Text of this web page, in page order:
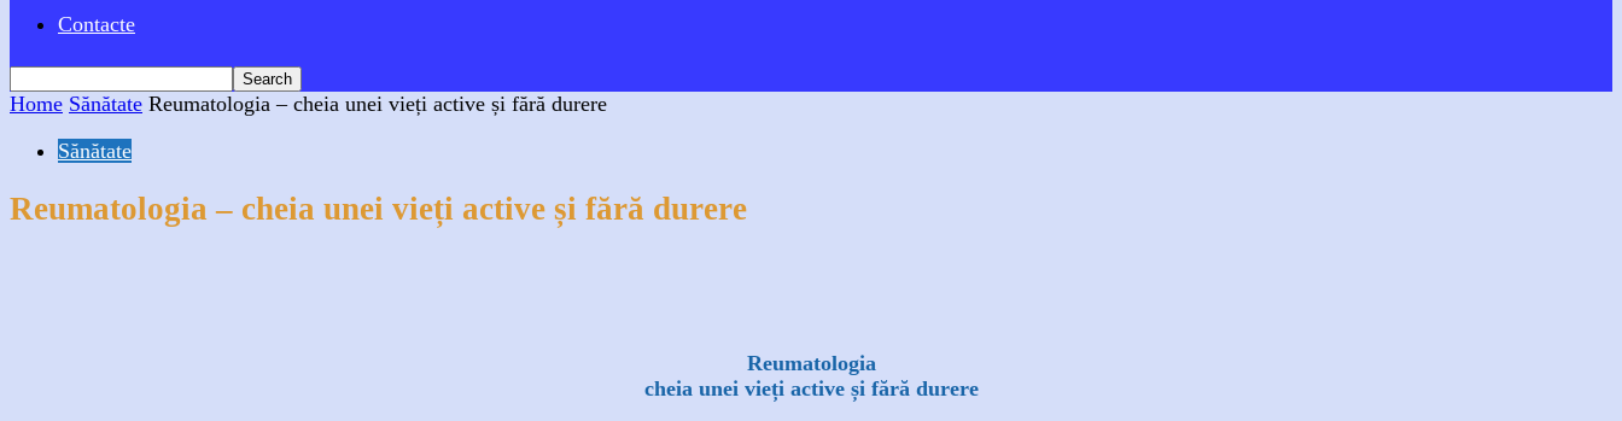
Contacte
Home Sănătate Reumatologia – cheia unei vieți active și fără durere
Sănătate
Reumatologia – cheia unei vieți active și fără durere
Reumatologia
cheia unei vieți active și fără durere